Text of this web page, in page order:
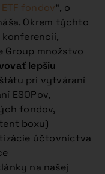
fondov“, o
Okrem týchto
Group množstvo
lepšiu
pri vytváraní
ESOPov,
fondov,
boxu)
účtovníctva
na našej